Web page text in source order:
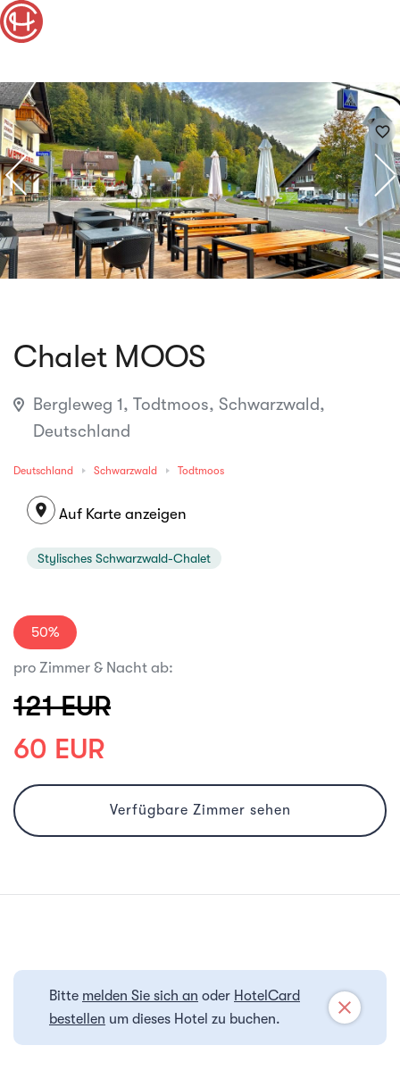
favorite_border
Chalet MOOS
Bergleweg 1, Todtmoos, Schwarzwald,
Deutschland
Deutschland Schwarzwald Todtmoos
location_on Auf Karte anzeigen
Stylisches Schwarzwald-Chalet
50%
pro Zimmer & Nacht ab:
121 EUR
60 EUR
Verfügbare Zimmer sehen
Bitte melden Sie sich an oder HotelCard
bestellen um dieses Hotel zu buchen.
close